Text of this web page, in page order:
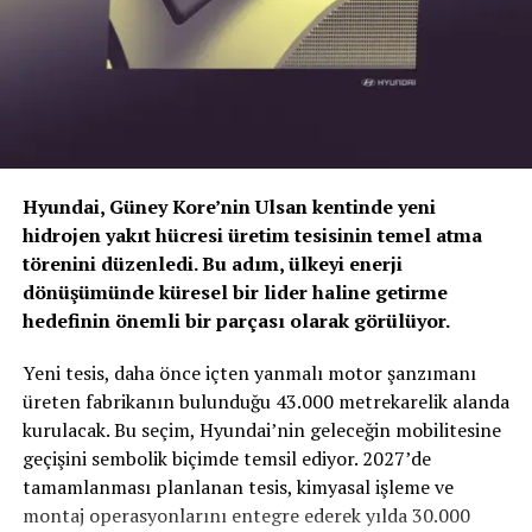
Seyahatler yeni teknolojilerle konforlu ve güvenli
OSRAM, inovatif ve akıllı yaklaşımlarla geliştirdiği;
AirZing Mini, TYREinflate ve BATTERYcare ailesi ile
Arabadaki kirli havayı temizleyen, biten akülere ve inen
lastiklere çözüm olan yeni teknolojiler ile konforlu ve
güvenli yolculukların kapısını aralıyor. OSRAM,
pandemiyle birlikte hayatımızın en büyük önceliği olan
havanın hijyeni sorununa AirZing Mini ile çözüm oluyor.
Sport ile Yere Basıyor
Türkiye’nin otomobiliTOGG T10Xgibi yüksek tork
değerlerine sahip elektrikli araçlarda, lastiğin zemine
tutunma kabiliyeti çok daha kritiktir.E-carturkiyeekibi
olarak bizzat deneyimlediğimizPetlas Snowmaster 2
Hyundai, Güney Kore’nin Ulsan kentinde yeni
hidrojen yakıt hücresi üretim tesisinin temel atma
törenini düzenledi. Bu adım, ülkeyi enerji
dönüşümünde küresel bir lider haline getirme
hedefinin önemli bir parçası olarak görülüyor.
Yeni tesis, daha önce içten yanmalı motor şanzımanı
üreten fabrikanın bulunduğu 43.000 metrekarelik alanda
kurulacak. Bu seçim, Hyundai’nin geleceğin mobilitesine
geçişini sembolik biçimde temsil ediyor. 2027’de
tamamlanması planlanan tesis, kimyasal işleme ve
montaj operasyonlarını entegre ederek yılda 30.000